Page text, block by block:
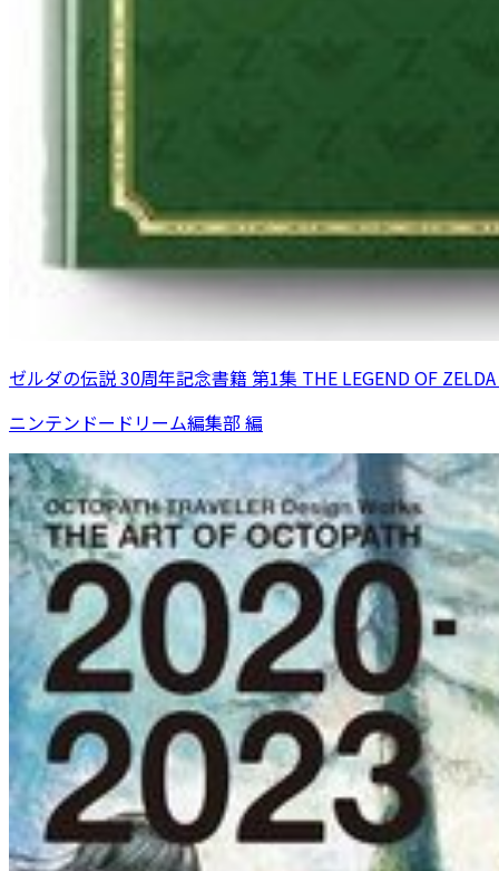
ゼルダの伝説 30周年記念書籍 第1集 THE LEGEND OF
ニンテンドードリーム編集部 編